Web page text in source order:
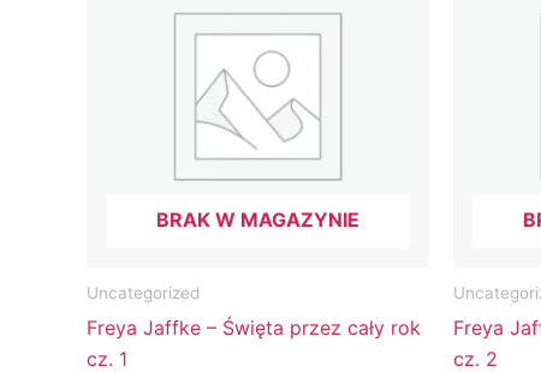
BRAK W MAGAZYNIE
Uncategorized
Freya Jaffke – Święta przez cały rok
cz. 1
Freya
cz. 2